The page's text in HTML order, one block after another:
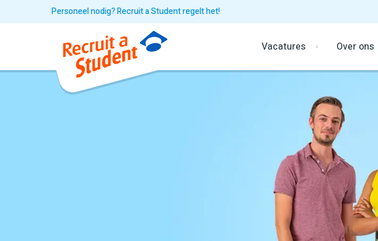
Personeel nodig? Recruit a Student regelt het!
Vacatures Over ons